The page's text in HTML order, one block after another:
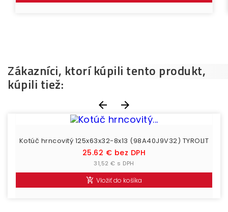
Zákazníci, ktorí kúpili tento produkt,
kúpili tiež:
 
Kotúč hrncovitý 125x63x32-8x13 (98A40J9V32) TYROLIT
Cena
25.62 € bez DPH
31,52 € s DPH
 Vložiť do košíka